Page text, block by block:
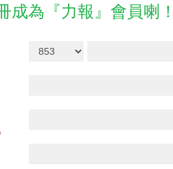
成為『力報』會員喇！